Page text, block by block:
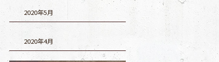
2020年5月
2020年4月